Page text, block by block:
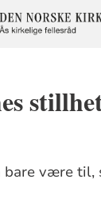
være til,